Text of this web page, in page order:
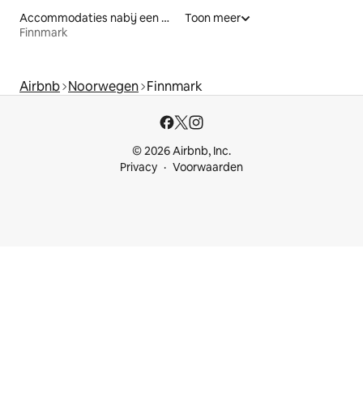
Accommodaties nabij een meer
Finnmark
Toon meer
Airbnb Noorwegen Finnmark
© 2026 Airbnb, Inc.
Privacy
Voorwaarden